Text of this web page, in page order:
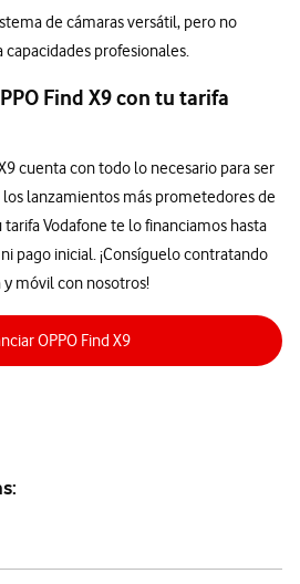
de cámaras versátil, pero no
capacidades profesionales.
Find X9 con tu tarifa
cuenta con todo lo necesario para ser
lanzamientos más prometedores de
Vodafone te lo financiamos hasta
pago inicial. ¡Consíguelo contratando
móvil con nosotros!
OPPO Find X9